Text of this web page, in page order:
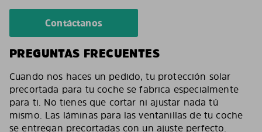
Contáctanos
PREGUNTAS FRECUENTES
Cuando nos haces un pedido, tu protección solar
precortada para tu coche se fabrica especialmente
para ti. No tienes que cortar ni ajustar nada tú
mismo. Las láminas para las ventanillas de tu coche
se entregan precortadas con un ajuste perfecto.